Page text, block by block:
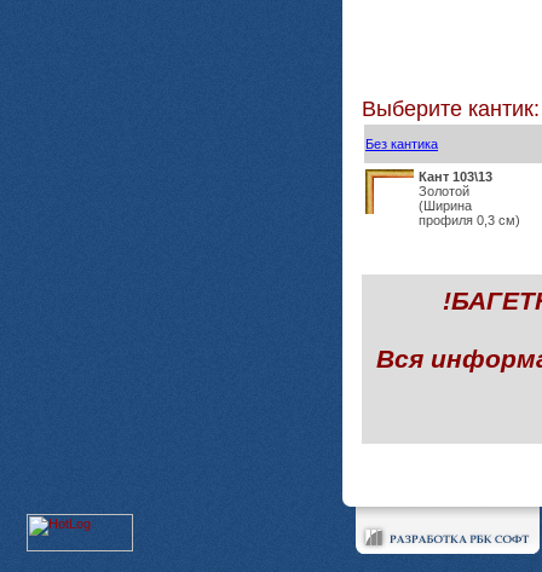
Выберите кантик:
Без кантика
Кант 103\13
Золотой
(Ширина
профиля 0,3 см)
Вся